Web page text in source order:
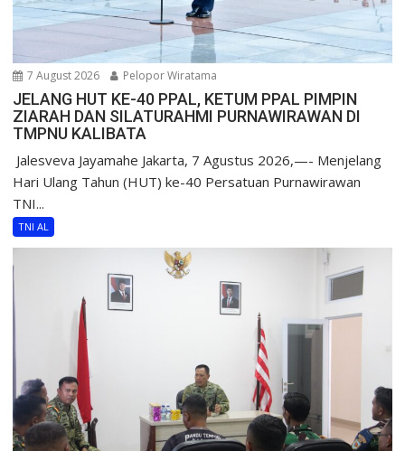
7 August 2026 Pelopor Wiratama
JELANG HUT KE-40 PPAL, KETUM PPAL PIMPIN
ZIARAH DAN SILATURAHMI PURNAWIRAWAN DI
TMPNU KALIBATA
​ Jalesveva Jayamahe Jakarta, 7 Agustus 2026,—- Menjelang
Hari Ulang Tahun (HUT) ke-40 Persatuan Purnawirawan
TNI...
TNI AL